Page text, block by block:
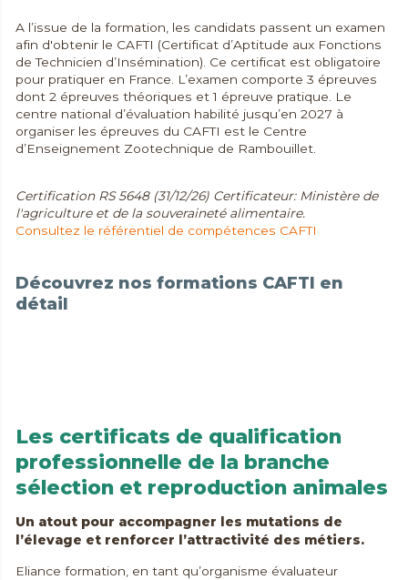
A l’issue de la formation, les candidats passent un examen
afin d'obtenir le CAFTI (Certificat d’Aptitude aux Fonctions
de Technicien d’Insémination). Ce certificat est obligatoire
pour pratiquer en France. L’examen comporte 3 épreuves
dont 2 épreuves théoriques et 1 épreuve pratique. Le
centre national d’évaluation habilité jusqu’en 2027 à
organiser les épreuves du CAFTI est le Centre
d’Enseignement Zootechnique de Rambouillet.
Certification RS 5648 (31/12/26) Certificateur: Ministère de
l'agriculture et de la souveraineté alimentaire.
Consultez le référentiel de compétences CAFTI
Découvrez nos formations CAFTI en
détail
Les certificats de qualification
professionnelle de la branche
sélection et reproduction animales
Un atout pour accompagner les mutations de
l’élevage et renforcer l’attractivité des métiers.
Eliance formation, en tant qu’organisme évaluateur